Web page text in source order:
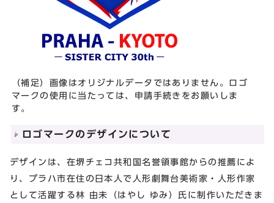
（補足）画像はオリジナルデータではありません。ロゴ
マークの使用に当たっては、申請手続きをお願いしま
す。
ロゴマークのデザインについて
デザインは、在堺チェコ共和国名誉領事館からの推薦によ
り、プラハ市在住の日本人で人形劇舞台美術家・人形作家
として活躍する林 由未（はやし ゆみ）氏に制作いただきま